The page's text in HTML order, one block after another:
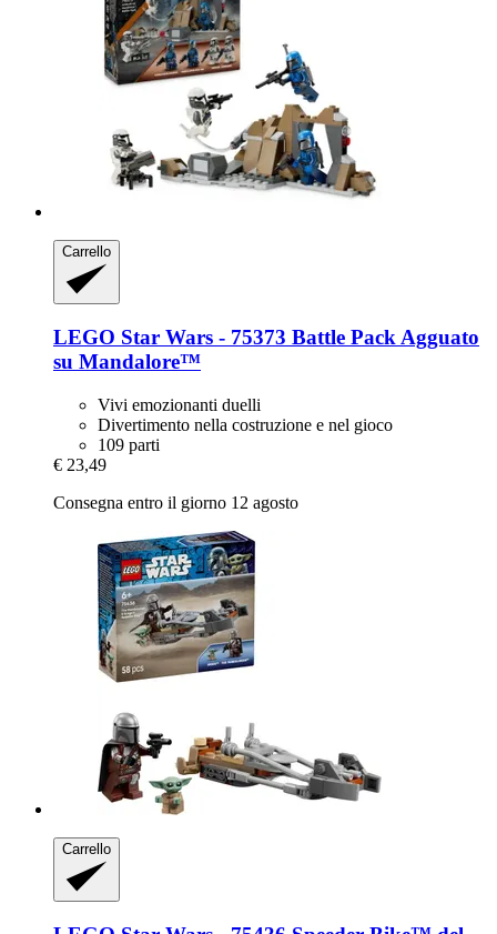
Carrello
LEGO Star Wars -​ 75373 Battle Pack Agguato
su Mandalore™
Vivi emozionanti duelli
Divertimento nella costruzione e nel gioco
109 parti
€ 23,49
Consegna entro il giorno 12 agosto
Carrello